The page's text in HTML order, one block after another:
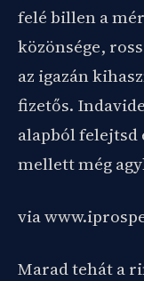
felé billen a
közönsége,
az igazán
fizetős.
alapból felejtsd
mellett még
via
Marad tehát a